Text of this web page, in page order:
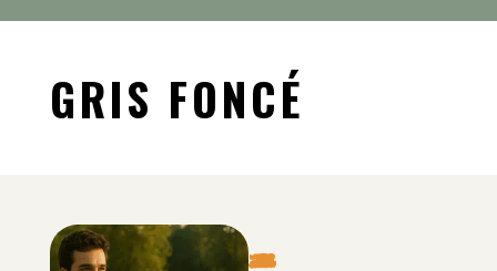
GRIS FONCÉ